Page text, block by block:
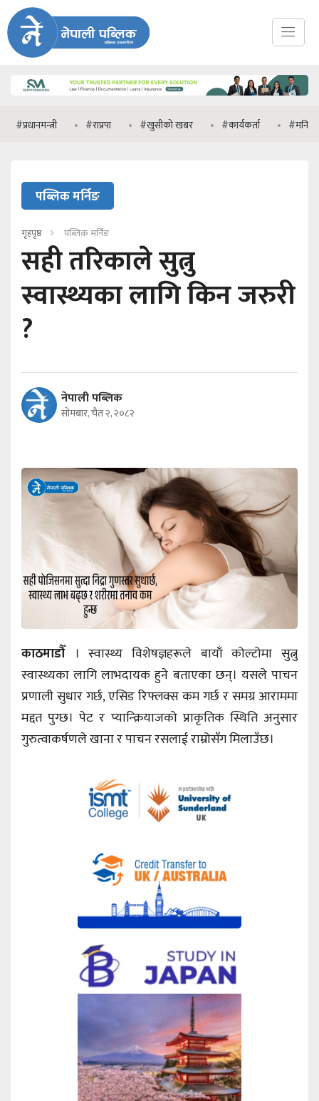
#राप्रपा #खुसीको खबर #कार्यकर्ता #मनिष झा
पब्लिक मर्निङ
गृहपृष्ठ पब्लिक मर्निङ
सही तरिकाले सुत्नु
स्वास्थ्यका लागि किन जरुरी
?
नेपाली पब्लिक
सोमबार, चैत २, २०८२
काठमाडौँ । स्वास्थ्य विशेषज्ञहरूले बायाँ कोल्टोमा सुत्नु
स्वास्थ्यका लागि लाभदायक हुने बताएका छन्। यसले पाचन
प्रणाली सुधार गर्छ, एसिड रिफ्लक्स कम गर्छ र समग्र आराममा
मद्दत पुग्छ। पेट र प्यान्क्रियाजको प्राकृतिक स्थिति अनुसार
गुरुत्वाकर्षणले खाना र पाचन रसलाई राम्रोसँग मिलाउँछ।